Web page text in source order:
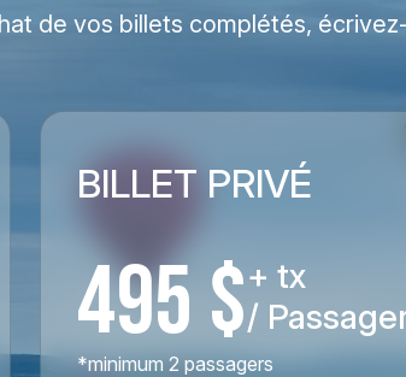
de vos billets complétés,
BILLET PRIVÉ
495 $+ tx
/
*minimum 2 passagers